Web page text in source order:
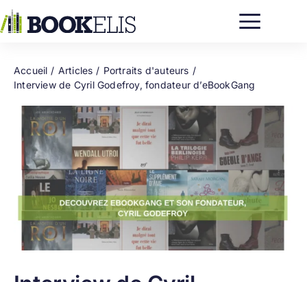
au
contenu
Accueil Articles
Portraits d'auteurs
Interview de Cyril Godefroy, fondateur d’eBookGang